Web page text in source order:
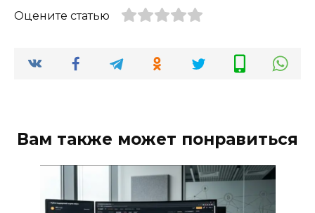
Оцените статью
Вам также может понравиться